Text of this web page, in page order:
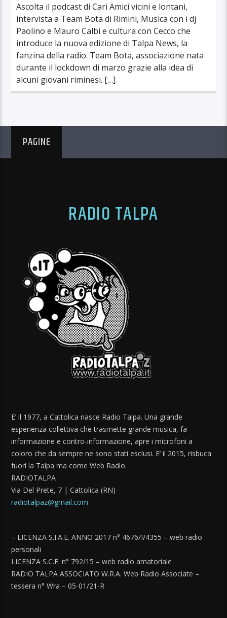
Ascolta il podcast di Cari Amici vicini e lontani,
intervista a Team Bota di Rimini, Musica con i dj
Paolino e Mauro Calbi e cultura con Cecco che
introduce la nuova edizione di Talpa News, la
fanzina della radio. Team Bota, associazione nata
durante il lockdown di marzo grazie alla idea di
alcuni giovani riminesi. […]
PAGINE
RADIO TALPA
E’ il 1977, a Cattolica nasce Radio Talpa. Una grande
esperienza collettiva che trasmette grande musica, fa
informazione e contro-informazione, apre i microfoni a
coloro che da sempre ne sono stati esclusi. E’ il 2015, risbuca
fuori la Talpa ma come Web Radio.
RADIOTALPA
Via Del Prete, 7 | Cattolica (RN)
radiotalpaz@gmail.com
– LICENZA S.I.A.E. ANNO 2017 n° 4676/I/4355 – web radio
personali
LICENZA S.C.F. n° 792/15 – web radio amatoriale
RADIO TALPA ASSOCIATO W.R.A. Web Radio Associate –
tessera n° Wra – 05-01/21-R